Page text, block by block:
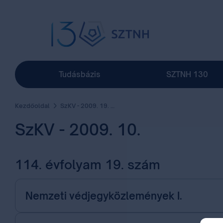
Tudásbázis SZTNH 130
Kezdőoldal SzKV - 2009. 19. szám
SzKV - 2009. 10.
114. évfolyam 19. szám
Nemzeti védjegyközlemények I.